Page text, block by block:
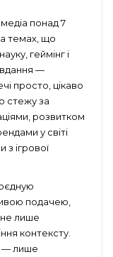
понад 7
темах, що
геймінг і
—
просто, цікаво
стежу за
розвитком
у світі
з ігрової
подачею,
лише
контексту.
— лише